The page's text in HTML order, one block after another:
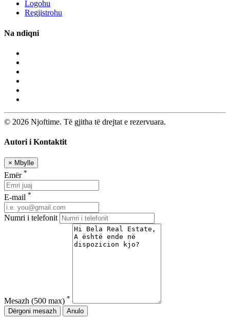
Logohu
Regjistrohu
Na ndiqni
© 2026 Njoftime. Të gjitha të drejtat e rezervuara.
Autori i Kontaktit
× Mbylle
Emër *
E-mail *
Numri i telefonit
Mesazh (500 max) *
Dërgoni mesazh
Anulo